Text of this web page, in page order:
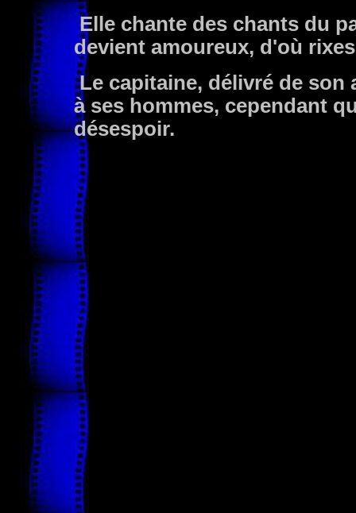
Elle chante des chants du
devient amoureux, d'où
Le capitaine, délivré de son
à ses hommes, cependant
désespoir.